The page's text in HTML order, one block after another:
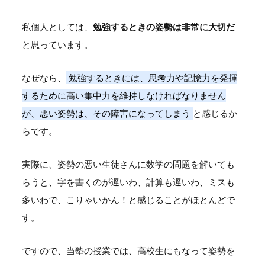
私個人としては、 勉強するときの姿勢は非常に大切だ
と思っています。
なぜなら、
勉強するときには、思考力や記憶力を発揮
するために高い集中力を維持しなければなりません
が、悪い姿勢は、その障害になってしまう と感じるか
らです。
実際に、姿勢の悪い生徒さんに数学の問題を解いても
らうと、字を書くのが遅いわ、計算も遅いわ、ミスも
多いわで、こりゃいかん！と感じることがほとんどで
す。
ですので、当塾の授業では、高校生にもなって姿勢を